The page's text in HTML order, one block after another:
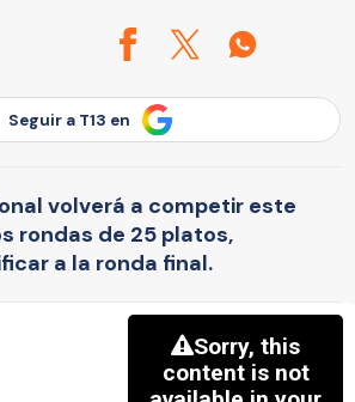
Seguir a T13 en
volverá a competir este
rondas de 25 platos,
a la ronda final.